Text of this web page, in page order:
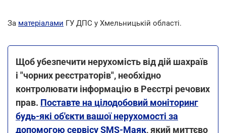
За матеріалами ГУ ДПС у Хмельницькій області.
Щоб убезпечити нерухомість від дій шахраїв
і "чорних реєстраторів", необхідно
контролювати інформацію в Реєстрі речових
прав. Поставте на цілодобовий моніторинг
будь-які об'єкти вашої нерухомості за
допомогою сервісу SMS-Маяк, який миттєво